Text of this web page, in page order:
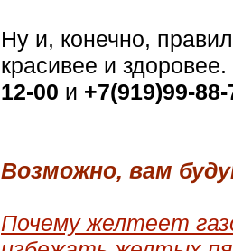
Ну и, конечно,
красивее и
12-00 и +7(919)99-
Возможно, вам
Почему желтеет